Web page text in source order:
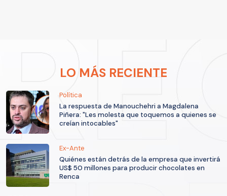
LO MÁS RECIENTE
Política
La respuesta de Manouchehri a Magdalena
Piñera: "Les molesta que toquemos a quienes se
creían intocables"
Ex-Ante
Quiénes están detrás de la empresa que invertirá
US$ 50 millones para producir chocolates en
Renca